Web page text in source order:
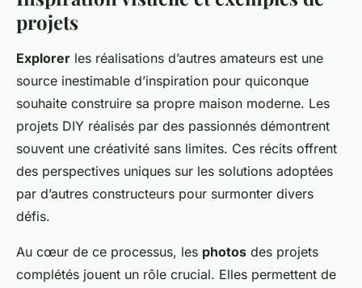
projets
Explorer les réalisations d’autres amateurs est une
source inestimable d’inspiration pour quiconque
souhaite construire sa propre maison moderne. Les
projets DIY réalisés par des passionnés démontrent
souvent une créativité sans limites. Ces récits offrent
des perspectives uniques sur les solutions adoptées
par d’autres constructeurs pour surmonter divers
défis.
Au cœur de ce processus, les photos des projets
complétés jouent un rôle crucial. Elles permettent de